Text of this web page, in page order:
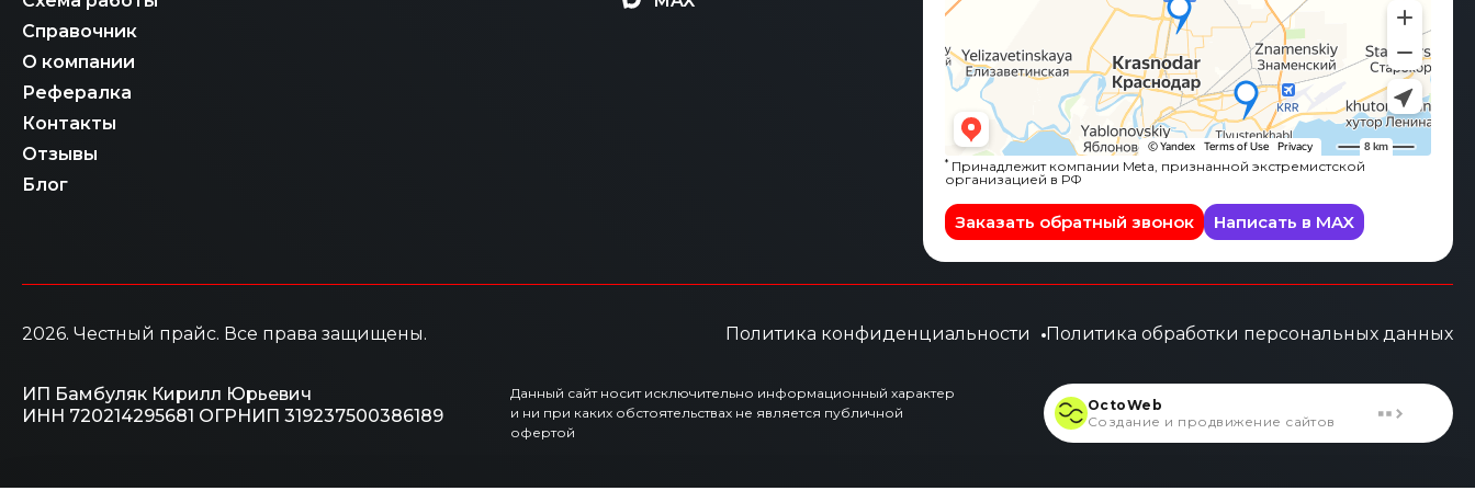
Справочник
О компании
Рефералка
Контакты
Отзывы
Блог
*Принадлежит компании Meta, признанной экстремистской
организацией в РФ
Заказать обратный звонок Написать в MAX
2026. Честный прайс. Все права защищены. Политика конфиденциальности Политика обработки персональных данных
ИП Бамбуляк Кирилл Юрьевич
ИНН 720214295681 ОГРНИП 319237500386189
Данный сайт носит исключительно информационный характер
и ни при каких обстоятельствах не является публичной
офертой
OctoWeb
Создание и продвижение сайтов